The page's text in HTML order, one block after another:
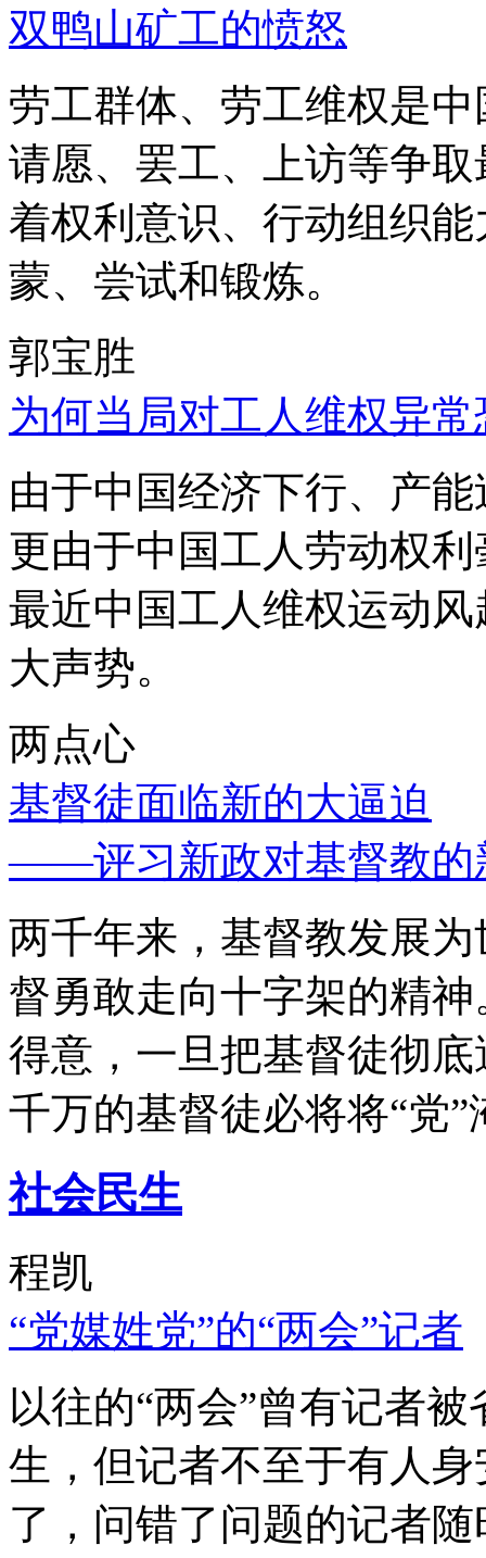
双鸭山矿工的愤怒
劳工群体、劳工维权是
请愿、罢工、上访等争
着权利意识、行动组织
蒙、尝试和锻炼。
郭宝胜
为何当局对工人维权异
由于中国经济下行、产
更由于中国工人劳动权
最近中国工人维权运动
大声势。
两点心
基督徒面临新的大逼迫
——评习新政对基督教的
两千年来，基督教发展
督勇敢走向十字架的精
得意，一旦把基督徒彻
千万的基督徒必将将“党”
社会民生
程凯
“党媒姓党”的“两会”记者
以往的“两会”曾有记者
生，但记者不至于有人
了，问错了问题的记者